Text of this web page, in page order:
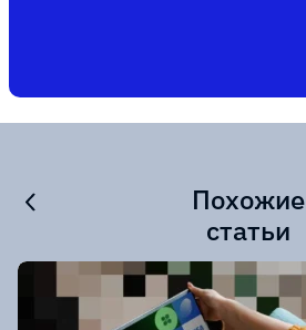
Похожие
статьи